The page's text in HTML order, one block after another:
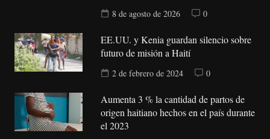
8 de agosto de 2026 0
EE.UU. y Kenia guardan silencio sobre
futuro de misión a Haití
2 de febrero de 2024 0
Aumenta 3 % la cantidad de partos de
origen haitiano hechos en el país durante
el 2023